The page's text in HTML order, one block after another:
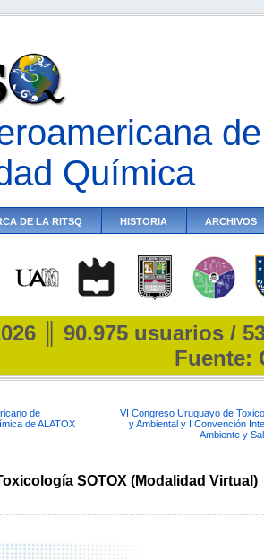
Química
DE LA RITSQ HISTORIA ARCHIVOS
║ 90.975 usuarios /
Fuente:
de
de ALATOX
VI Congreso Uruguayo de
y Ambiental y I Convención
Ambiente y
SOTOX (Modalidad Virtual)